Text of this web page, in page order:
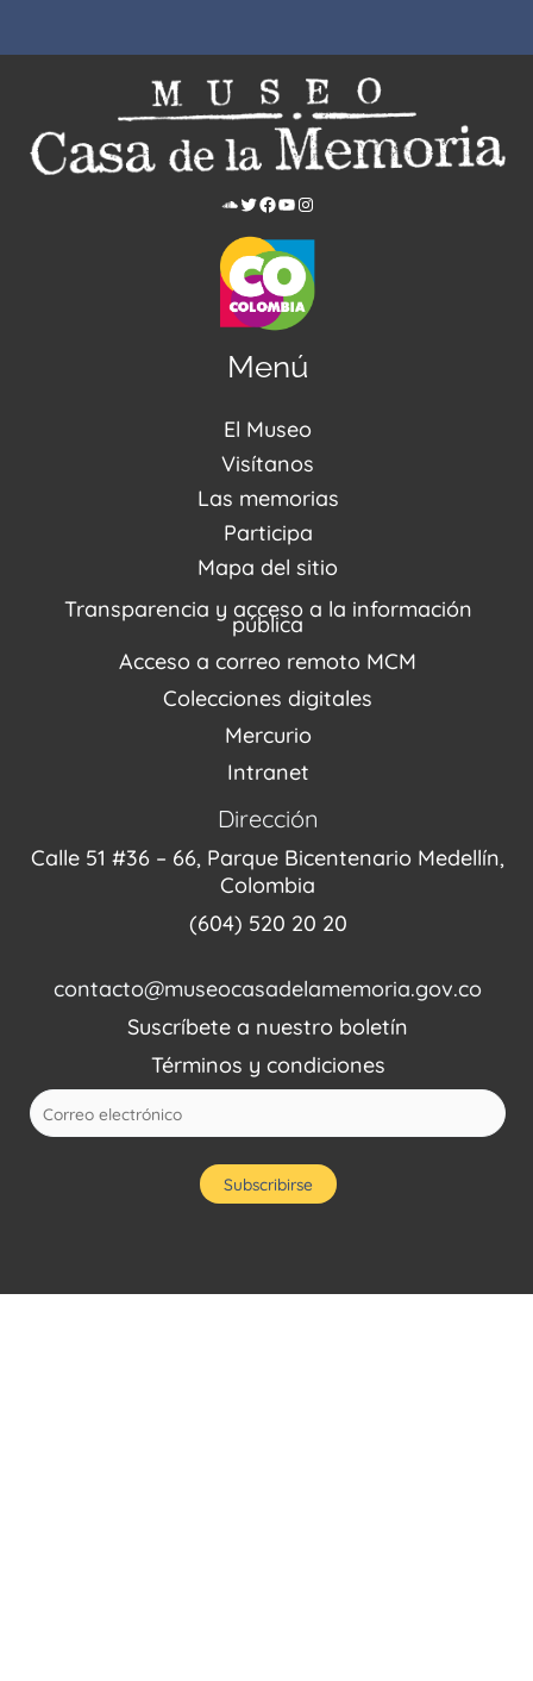
Menú
El Museo
Acerca de nosotros
Noticias
PQRSDF
Visítanos
Visítanos
Reserva tus espacios
Agenda / Programación
Recorridos Virtuales
Las memorias
Centro de Recursos
Repositorio (MUSEO / CASA / MEMORIA)
Narrativas del conflicto
Proyectos
Enlaces de memorias
Fondo Editorial
Participa
Estímulos
Mapa del sitio
Transparencia y acceso a la información
pública
Acceso a correo remoto MCM
Colecciones digitales
Mercurio
Intranet
Dirección
Calle 51 #36 – 66, Parque Bicentenario Medellín,
Colombia
(604) 520 20 20
contacto@museocasadelamemoria.gov.co
Suscríbete a nuestro boletín
Términos y condiciones